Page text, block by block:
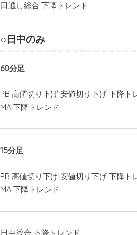
日通し総合 下降トレンド
○日中のみ
60分足
PB 高値切り下げ 安値切り下げ 下降ト
MA 下降トレンド
15分足
PB 高値切り下げ 安値切り下げ 下降ト
MA 下降トレンド
日中総合 下降トレンド